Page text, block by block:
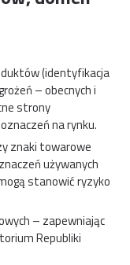
(identyfikacja
– obecnych i
strony
na rynku.
znaki towarowe
używanych
stanowić ryzyko
– zapewniając
Republiki